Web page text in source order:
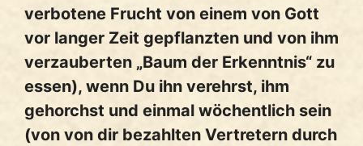
verbotene Frucht von einem von Gott
vor langer Zeit gepflanzten und von ihm
verzauberten „Baum der Erkenntnis“ zu
essen), wenn Du ihn verehrst, ihm
gehorchst und einmal wöchentlich sein
(von von dir bezahlten Vertretern durch